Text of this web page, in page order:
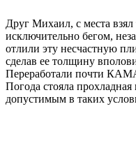
Друг Михаил, с места
исключительно бегом,
отлили эту несчастную
сделав ее толщину
Переработали почти
Погода стояла
допустимым в таких